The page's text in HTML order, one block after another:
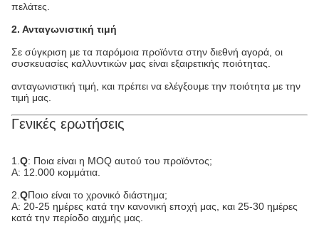
πελάτες.
2. Ανταγωνιστική τιμή
Σε σύγκριση με τα παρόμοια προϊόντα στην διεθνή αγορά, οι
συσκευασίες καλλυντικών μας είναι εξαιρετικής ποιότητας.
ανταγωνιστική τιμή, και πρέπει να ελέγξουμε την ποιότητα με την
τιμή μας.
Γενικές ερωτήσεις
1. Q: Ποια είναι η MOQ αυτού του προϊόντος;
Α: 12.000 κομμάτια.
2. QΠοιο είναι το χρονικό διάστημα;
Α: 20-25 ημέρες κατά την κανονική εποχή μας, και 25-30 ημέρες
κατά την περίοδο αιχμής μας.